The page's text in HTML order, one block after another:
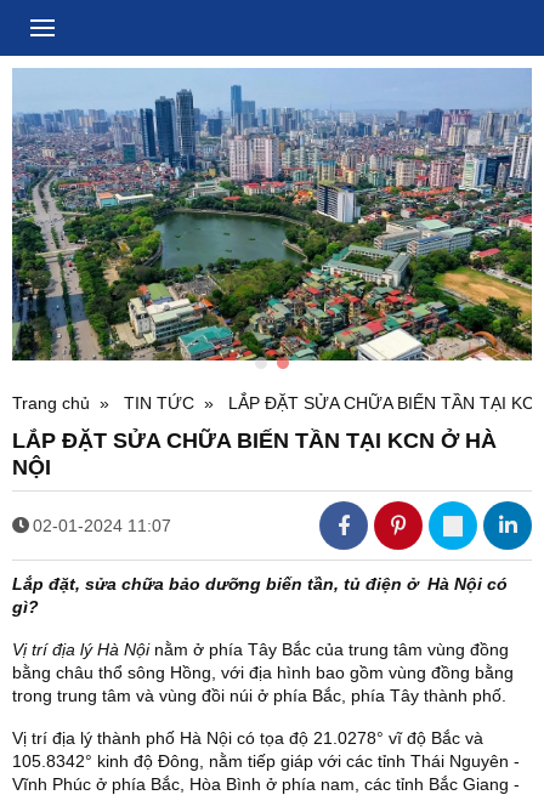
Trang chủ TIN TỨC LẮP ĐẶT SỬA CHỮA BIẾN TẦN TẠI
LẮP ĐẶT SỬA CHỮA BIẾN TẦN TẠI KCN Ở HÀ
NỘI
02-01-2024 11:07
Lắp đặt, sửa chữa bảo dưỡng biến tần, tủ điện ở Hà Nội có
gì?
Vị trí địa lý Hà Nộinằm ở phía Tây Bắc của trung tâm vùng đồng
bằng châu thổ sông Hồng, với địa hình bao gồm vùng đồng bằng
trong trung tâm và vùng đồi núi ở phía Bắc, phía Tây thành phố.
Vị trí địa lý thành phố Hà Nội có tọa độ 21.0278° vĩ độ Bắc và
105.8342° kinh độ Đông, nằm tiếp giáp với các tỉnh Thái Nguyên -
Vĩnh Phúc ở phía Bắc, Hòa Bình ở phía nam, các tỉnh Bắc Giang -